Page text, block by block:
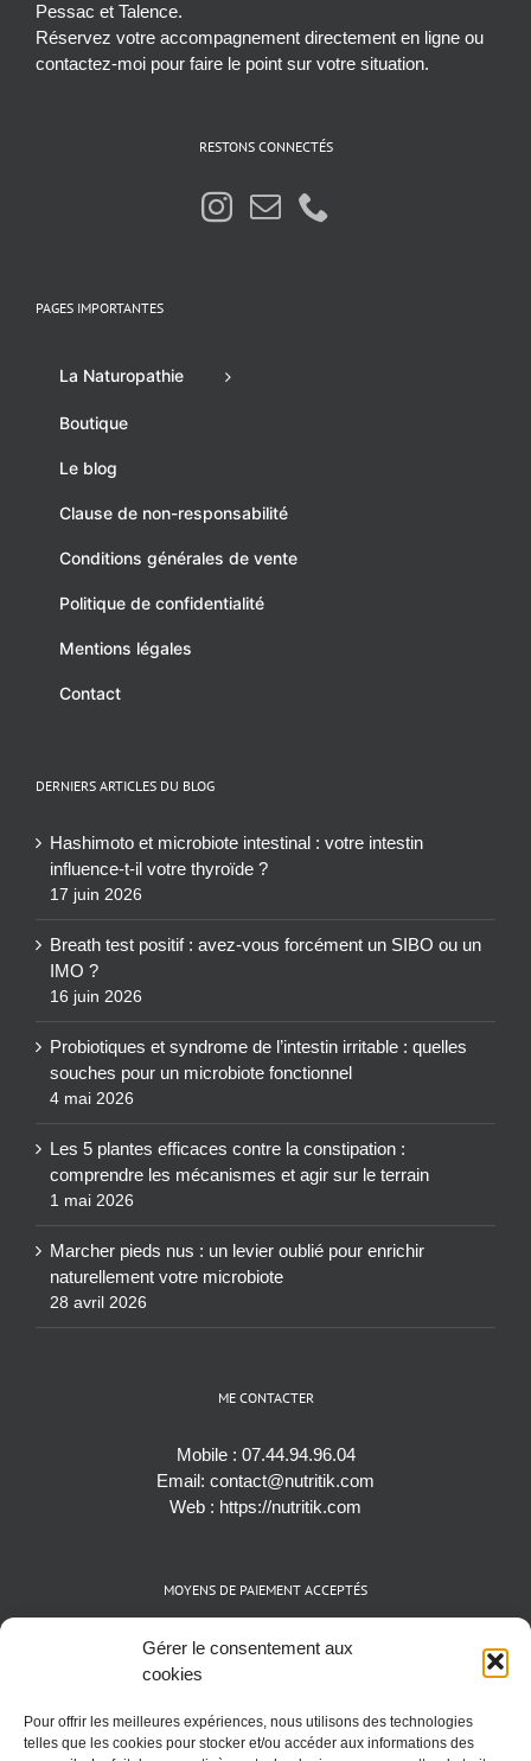
Gérer le consentement aux
cookies
Pour offrir les meilleures expériences, nous utilisons des technologies
telles que les cookies pour stocker et/ou accéder aux informations des
Pessac et Talence.
Réservez votre accompagnement directement en ligne ou
contactez-moi pour faire le point sur votre situation.
RESTONS CONNECTÉS
PAGES IMPORTANTES
La Naturopathie
Boutique
Le blog
Clause de non-responsabilité
Conditions générales de vente
Politique de confidentialité
Mentions légales
Contact
DERNIERS ARTICLES DU BLOG
Hashimoto et microbiote intestinal : votre intestin
influence-t-il votre thyroïde ?
17 juin 2026
Breath test positif : avez-vous forcément un SIBO ou un
IMO ?
16 juin 2026
Probiotiques et syndrome de l’intestin irritable : quelles
souches pour un microbiote fonctionnel
4 mai 2026
Les 5 plantes efficaces contre la constipation :
comprendre les mécanismes et agir sur le terrain
1 mai 2026
Marcher pieds nus : un levier oublié pour enrichir
naturellement votre microbiote
28 avril 2026
ME CONTACTER
Mobile : 07.44.94.96.04
Email: contact@nutritik.com
Web : https://nutritik.com
MOYENS DE PAIEMENT ACCEPTÉS
Espèces (EUR)
Cartes bancaires (VISA, Mastercard et AMEX)
Cryptomonnaies (BTC)